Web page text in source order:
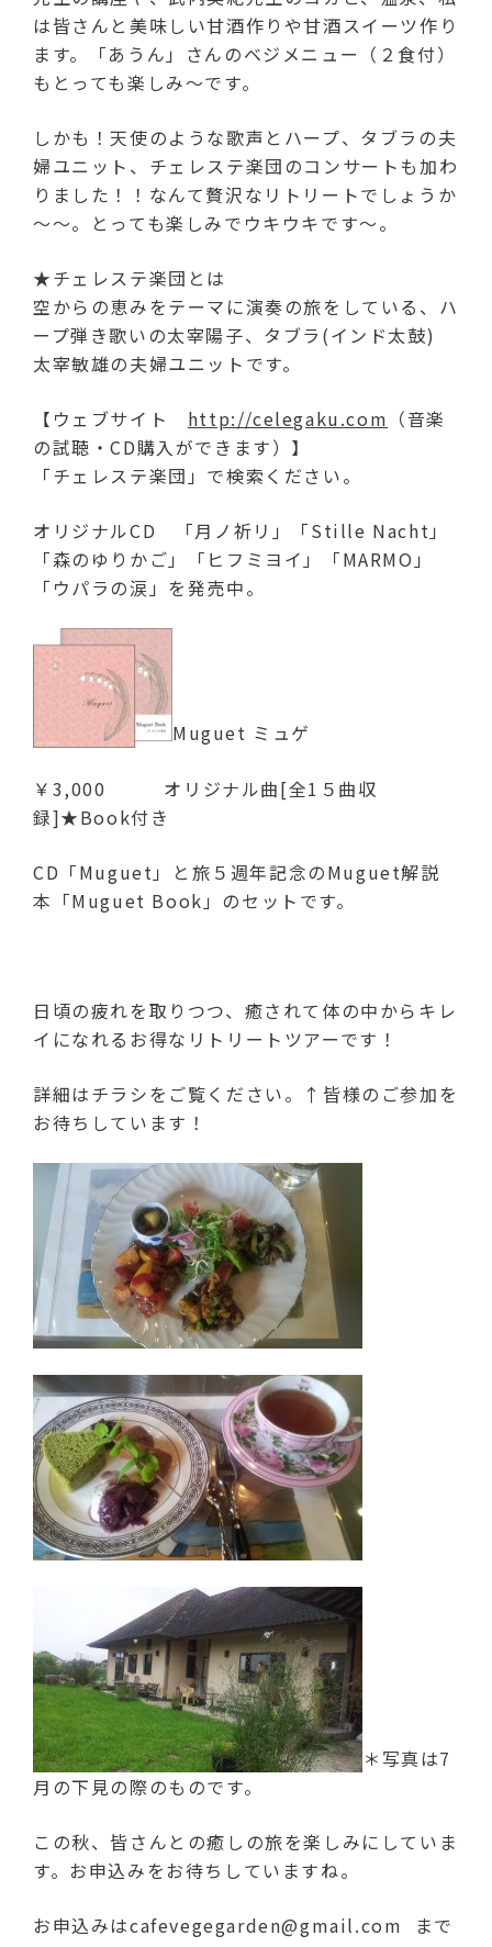
は皆さんと美味しい甘酒作りや甘酒スイーツ作り
ます。「あうん」さんのベジメニュー（２食付）
もとっても楽しみ～です。
しかも！天使のような歌声とハープ、タブラの夫
婦ユニット、チェレステ楽団のコンサートも加わ
りました！！なんて贅沢なリトリートでしょうか
～～。とっても楽しみでウキウキです～。
★チェレステ楽団とは
空からの恵みをテーマに演奏の旅をしている、ハ
ープ弾き歌いの太宰陽子、タブラ(インド太鼓)
太宰敏雄の夫婦ユニットです。
【ウェブサイト http://celegaku.com （音楽
の試聴・CD購入ができます）】
「チェレステ楽団」で検索ください。
オリジナルCD 「月ノ祈リ」「Stille Nacht」
「森のゆりかご」「ヒフミヨイ」「MARMO」
「ウパラの涙」を発売中。
Muguet ミュゲ
￥3,000 オリジナル曲[全1５曲収
録]★Book付き
CD「Muguet」と旅５週年記念のMuguet解説
本「Muguet Book」のセットです。
日頃の疲れを取りつつ、癒されて体の中からキレ
イになれるお得なリトリートツアーです！
詳細はチラシをご覧ください。↑皆様のご参加を
お待ちしています！
＊写真は7
月の下見の際のものです。
この秋、皆さんとの癒しの旅を楽しみにしていま
す。お申込みをお待ちしていますね。
お申込みはcafevegegarden@gmail.com まで